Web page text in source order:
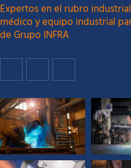
Expertos en el rubro
médico y equipo industrial
de Grupo INFRA